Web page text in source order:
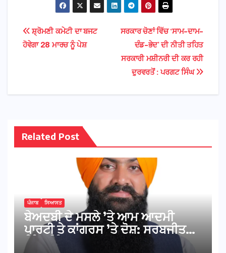
Post
navigation
ਸਰਕਾਰ ਚੋਣਾਂ ਵਿੱਚ ‘ਸਾਮ-ਦਾਮ-
ਦੰਡ-ਭੇਦ’ ਦੀ ਨੀਤੀ ਤਹਿਤ
ਸਰਕਾਰੀ ਮਸ਼ੀਨਰੀ ਦੀ ਕਰ ਰਹੀ
ਦੁਰਵਰਤੋਂ : ਪਰਗਟ ਸਿੰਘ
ਸ਼੍ਰੋਮਣੀ ਕਮੇਟੀ ਦਾ ਬਜਟ
ਹੋਵੇਗਾ 28 ਮਾਰਚ ਨੂੰ ਪੇਸ਼
Related Post
ਪੰਜਾਬ ਸਿਆਸਤ
ਬੇਅਦਬੀ ਦੇ ਮਸਲੇ ’ਤੇ ਆਮ ਆਦਮੀ
ਪਾਰਟੀ ਤੇ ਕਾਂਗਰਸ ’ਤੇ ਦੋਸ਼: ਸਰਬਜੀਤ
ਸਿੰਘ ਝਿੰਜਰ